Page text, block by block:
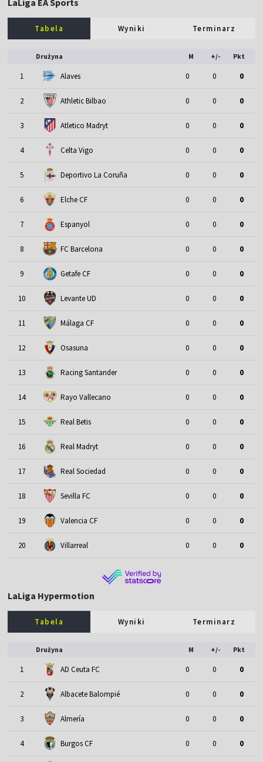
Tabela Wyniki Terminarz
Drużyna M +/- Pkt
1 Alaves 0 0 0
2 Athletic Bilbao 0 0 0
3 Atletico Madryt 0 0 0
4 Celta Vigo 0 0 0
5 Deportivo La Coruña 0 0 0
6 Elche CF 0 0 0
7 Espanyol 0 0 0
8 FC Barcelona 0 0 0
9 Getafe CF 0 0 0
10 Levante UD 0 0 0
11 Málaga CF 0 0 0
12 Osasuna 0 0 0
13 Racing Santander 0 0 0
14 Rayo Vallecano 0 0 0
15 Real Betis 0 0 0
16 Real Madryt 0 0 0
17 Real Sociedad 0 0 0
18 Sevilla FC 0 0 0
19 Valencia CF 0 0 0
20 Villarreal 0 0 0
LaLiga Hypermotion
Tabela Wyniki Terminarz
Drużyna M +/- Pkt
1 AD Ceuta FC 0 0 0
2 Albacete Balompié 0 0 0
3 Almería 0 0 0
4 Burgos CF 0 0 0